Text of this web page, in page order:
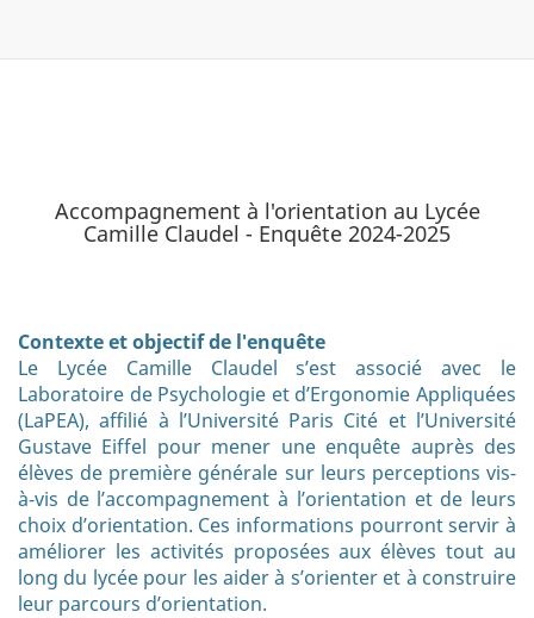
Accompagnement à l'orientation au Lycée
Camille Claudel - Enquête 2024-2025
Contexte et objectif de l'enquête
Le Lycée Camille Claudel s’est associé avec le
Laboratoire de Psychologie et d’Ergonomie Appliquées
(LaPEA), affilié à l’Université Paris Cité et l’Université
Gustave Eiffel pour mener une enquête auprès des
élèves de première générale sur leurs perceptions vis-
à-vis de l’accompagnement à l’orientation et de leurs
choix d’orientation. Ces informations pourront servir à
améliorer les activités proposées aux élèves tout au
long du lycée pour les aider à s’orienter et à construire
leur parcours d’orientation.